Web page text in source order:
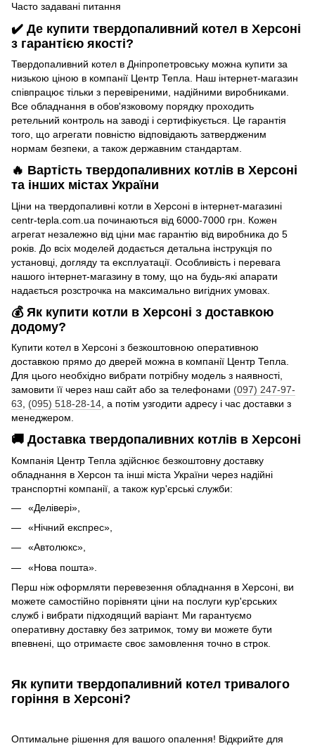
Часто задавані питання
✔️ Де купити твердопаливний котел в Херсоні
з гарантією якості?
Твердопаливний котел в Дніпропетровську можна купити за
низькою ціною в компанії Центр Тепла. Наш інтернет-магазин
співпрацює тільки з перевіреними, надійними виробниками.
Все обладнання в обов'язковому порядку проходить
ретельний контроль на заводі і сертифікується. Це гарантія
того, що агрегати повністю відповідають затвердженим
нормам безпеки, а також державним стандартам.
🔥 Вартість твердопаливних котлів в Херсоні
та інших містах України
Ціни на твердопаливні котли в Херсоні в інтернет-магазині
centr-tepla.com.ua починаються від 6000-7000 грн. Кожен
агрегат незалежно від ціни має гарантію від виробника до 5
років. До всіх моделей додається детальна інструкція по
установці, догляду та експлуатації. Особливість і перевага
нашого інтернет-магазину в тому, що на будь-які апарати
надається розстрочка на максимально вигідних умовах.
💰 Як купити котли в Херсоні з доставкою
додому?
Купити котел в Херсоні з безкоштовною оперативною
доставкою прямо до дверей можна в компанії Центр Тепла.
Для цього необхідно вибрати потрібну модель з наявності,
замовити її через наш сайт або за телефонами (097) 247-97-
63
(095) 518-28-14 , а потім узгодити адресу і час доставки з
менеджером.
🚚 Доставка твердопаливних котлів в Херсоні
Компанія Центр Тепла здійснює безкоштовну доставку
обладнання в Херсон та інші міста України через надійні
транспортні компанії, а також кур'єрські служби:
«Делівері»,
«Нічний експрес»,
«Автолюкс»,
«Нова пошта».
Перш ніж оформляти перевезення обладнання в Херсоні, ви
можете самостійно порівняти ціни на послуги кур'єрських
служб і вибрати підходящий варіант. Ми гарантуємо
оперативну доставку без затримок, тому ви можете бути
впевнені, що отримаєте своє замовлення точно в строк.
Як купити твердопаливний котел тривалого
горіння в Херсоні?
Оптимальне рішення для вашого опалення! Відкрийте для